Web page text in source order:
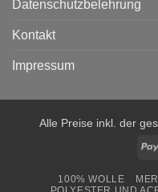
Datenschutzbelehrung
Kontakt
Impressum
Alle Preise inkl. der
100% WOLLE